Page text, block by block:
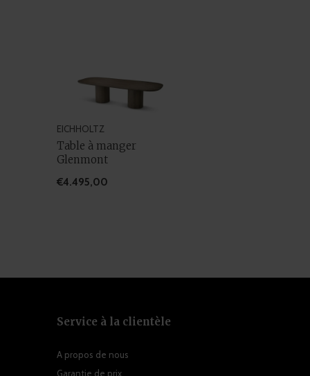
EICHHOLTZ
Table à manger
Glenmont
€4.495,00
Service à la clientèle
A propos de nous
Garantie de prix